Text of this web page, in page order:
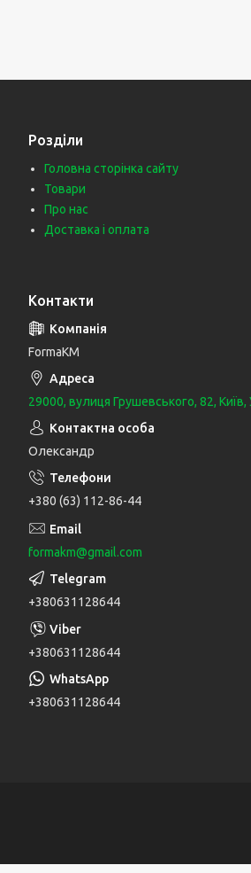
Розділи
Головна сторінка сайту
Товари
Про нас
Доставка і оплата
Контакти
FormaKM
29000, вулиця Грушевського, 82, Київ,
Олександр
+380 (63) 112-86-44
formakm@gmail.com
+380631128644
+380631128644
+380631128644